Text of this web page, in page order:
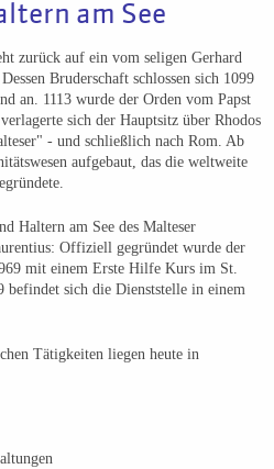
am See
zurück auf ein vom seligen Gerhard
Bruderschaft schlossen sich 1099
an. 1113 wurde der Orden vom Papst
sich der Hauptsitz über Rhodos
- und schließlich nach Rom. Ab
aufgebaut, das die weltweite
Haltern am See des Malteser
Offiziell gegründet wurde der
mit einem Erste Hilfe Kurs im St.
befindet sich die Dienststelle in einem
Tätigkeiten liegen heute in